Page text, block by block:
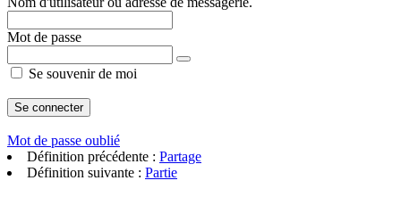
Mot de passe
Se souvenir de moi
Mot de passe oublié
Définition précédente : Partage
Définition suivante : Partie